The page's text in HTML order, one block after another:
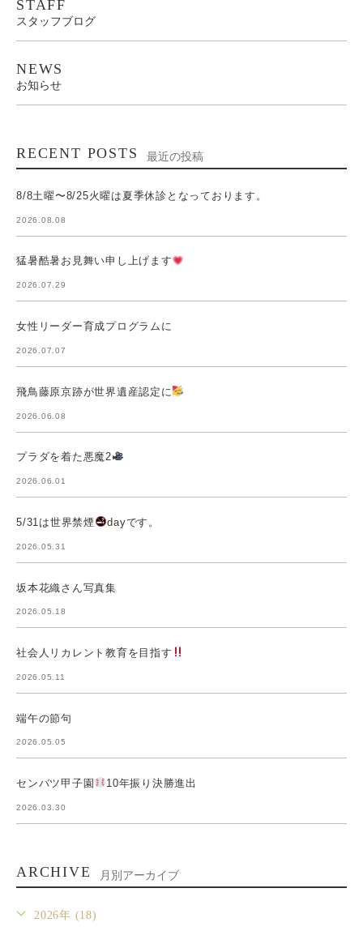
STAFF
スタッフブログ
NEWS
お知らせ
RECENT POSTS 最近の投稿
8/8土曜〜8/25火曜は夏季休診となっております。
2026.08.08
猛暑酷暑お見舞い申し上げます
2026.07.29
女性リーダー育成プログラムに
2026.07.07
飛鳥藤原京跡が世界遺産認定に
2026.06.08
プラダを着た悪魔2
2026.06.01
5/31は世界禁煙 dayです。
2026.05.31
坂本花織さん写真集
2026.05.18
社会人リカレント教育を目指す
2026.05.11
端午の節句
2026.05.05
センバツ甲子園 10年振り決勝進出
2026.03.30
ARCHIVE 月別アーカイブ
2026年 (18)